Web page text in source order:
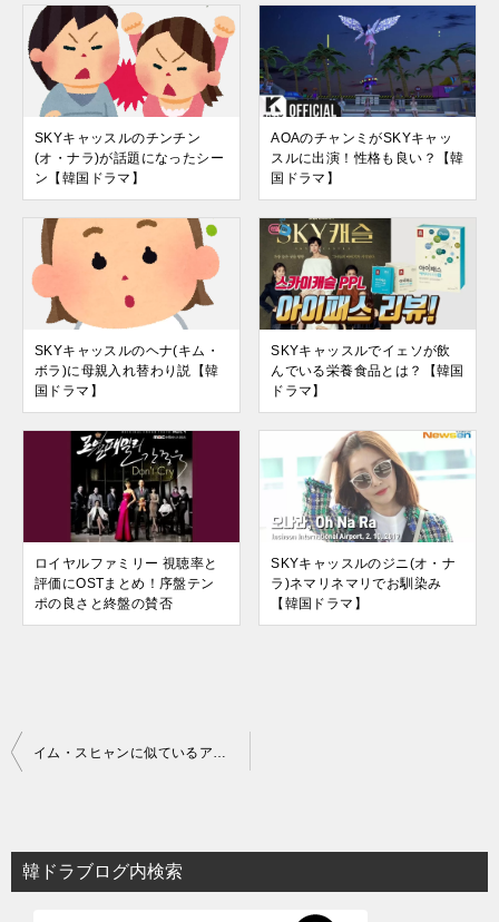
SKYキャッスルのチンチン
(オ・ナラ)が話題になったシー
ン【韓国ドラマ】
AOAのチャンミがSKYキャッ
スルに出演！性格も良い？【韓
国ドラマ】
SKYキャッスルのヘナ(キム・
ボラ)に母親入れ替わり説【韓
国ドラマ】
SKYキャッスルでイェソが飲
んでいる栄養食品とは？【韓国
ドラマ】
ロイヤルファミリー 視聴率と
評価にOSTまとめ！序盤テン
ポの良さと終盤の賛否
SKYキャッスルのジニ(オ・ナ
ラ)ネマリネマリでお馴染み
【韓国ドラマ】
投
ビ
ゲ
韓ドラブログ内検索